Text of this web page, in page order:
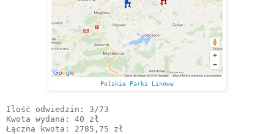
Polskie Parki Linowe
Ilość odwiedzin: 3/73
Kwota wydana: 40 zł